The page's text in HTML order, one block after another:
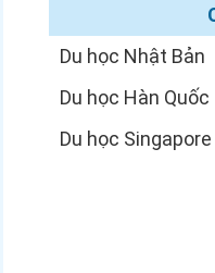
Du học Nhật Bản
Du học Hàn Quốc
Du học Singapore